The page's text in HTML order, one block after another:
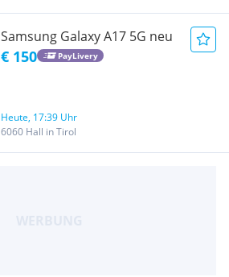
Samsung Galaxy A17 5G neu
€ 150 PayLivery
Heute, 17:39 Uhr
6060 Hall in Tirol